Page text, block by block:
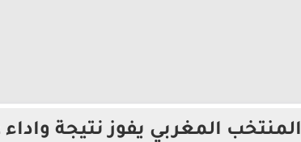
المنتخب المغربي يفوز نتيجة